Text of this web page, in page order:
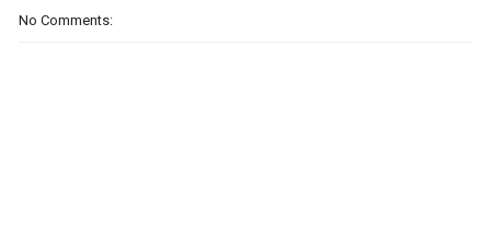
No Comments: